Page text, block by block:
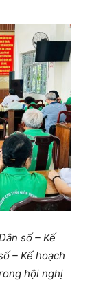
số – Kế
– Kế hoạch
hội nghị